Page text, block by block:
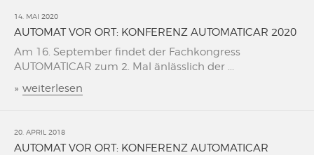
14. MAI 2020
AUTOMAT VOR ORT: KONFERENZ AUTOMATICAR 2020
Am 16. September findet der Fachkongress
AUTOMATICAR zum 2. Mal änlässlich der ...
» weiterlesen
20. APRIL 2018
AUTOMAT VOR ORT: KONFERENZ AUTOMATICAR